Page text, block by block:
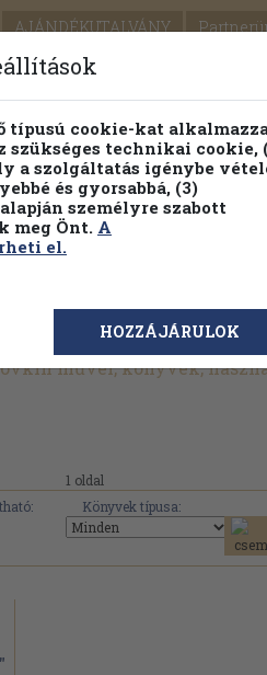
AJÁNDÉKUTALVÁNY
FENNTARTHATÓ
kereső Témaköri fa
művei, könyvek,
1 oldal
Könyvek típusa:
típusú cookie-kat
szükséges technikai cookie,
a szolgáltatás igénybe
és gyorsabbá, (3)
személyre szabott
meg Önt. A
el.
HOZZÁJÁRULOK